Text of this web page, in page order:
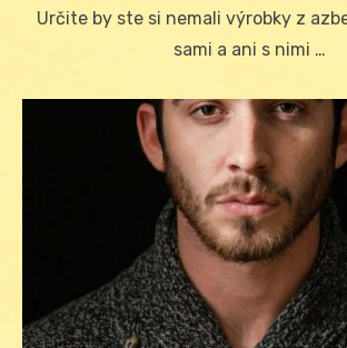
Určite by ste si nemali výrobky z
sami a ani s nimi …